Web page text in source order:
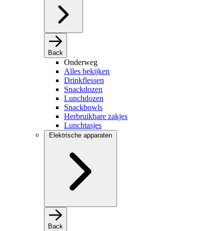
Back
Onderweg
Alles bekijken
Drinkflessen
Snackdozen
Lunchdozen
Snackbowls
Herbruikbare zakjes
Lunchtasjes
Elektrische apparaten
Back